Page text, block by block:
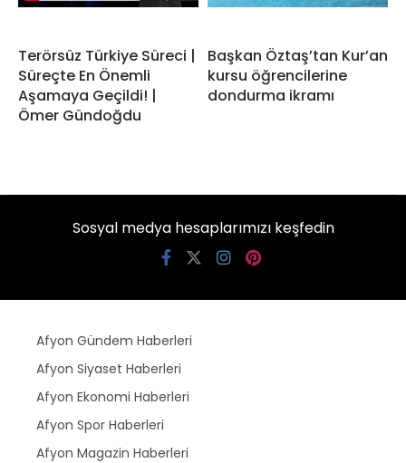
Terörsüz Türkiye Süreci |
Süreçte En Önemli
Aşamaya Geçildi! |
Ömer Gündoğdu
Başkan Öztaş’tan Kur’an
kursu öğrencilerine
dondurma ikramı
Sosyal medya hesaplarımızı keşfedin
Afyon Gündem Haberleri
Afyon Siyaset Haberleri
Afyon Ekonomi Haberleri
Afyon Spor Haberleri
Afyon Magazin Haberleri